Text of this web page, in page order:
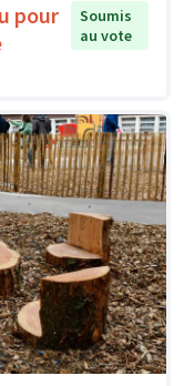
pour
Soumis
au vote